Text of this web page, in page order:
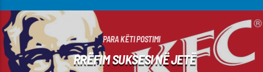
PARA KËTI POSTIMI
RRËFIM SUKSESI NË JETË